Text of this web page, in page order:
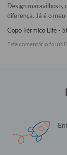
Design maravilhoso,
diferença. Já é o
Copo Térmico Life -
Este comentário foi útil?